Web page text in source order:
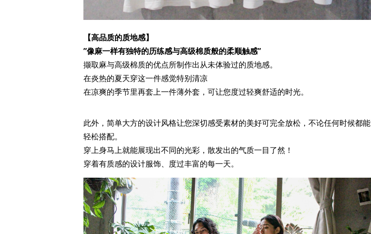
【高品质的质地感】
”像麻一样有独特的历练感与高级棉质般的柔顺触感”
撷取麻与高级棉质的优点所制作出从未体验过的质地感。
在炎热的夏天穿这一件感觉特别清凉
在凉爽的季节里再套上一件薄外套，可让您度过轻爽舒适的时光。
此外，简单大方的设计风格让您深切感受素材的美好可完全放松，不论任何时候都能
轻松搭配。
穿上身马上就能展现出不同的光彩，散发出的气质一目了然！
穿着有质感的设计服饰、度过丰富的每一天。